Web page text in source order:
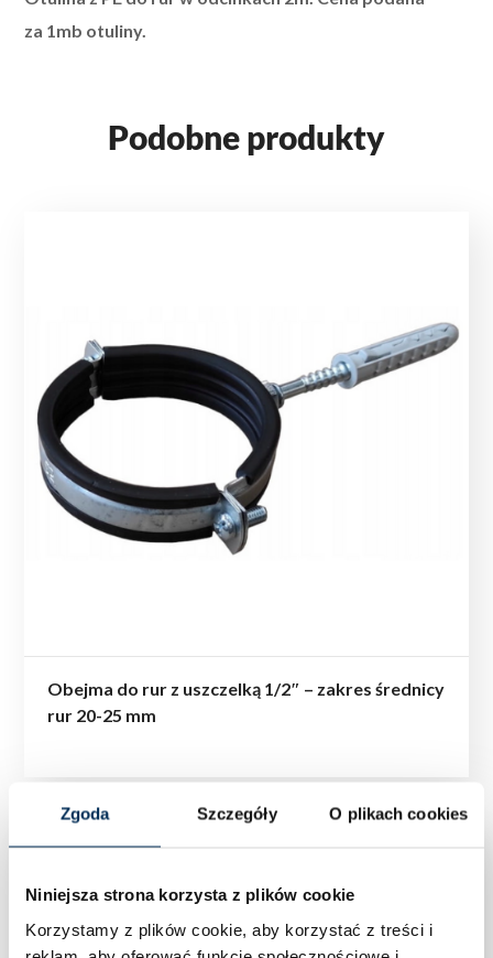
Zgoda Szczegóły O plikach cookies
Niniejsza strona korzysta z plików cookie
Korzystamy z plików cookie, aby korzystać z treści i
za 1mb otuliny.
Podobne produkty
Obejma do rur z uszczelką 1/2″ – zakres średnicy
rur 20-25 mm